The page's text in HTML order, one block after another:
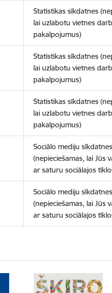
Statistikas sīkdatnes
lai uzlabotu vietnes
pakalpojumus)
Statistikas sīkdatnes
lai uzlabotu vietnes
pakalpojumus)
Statistikas sīkdatnes
lai uzlabotu vietnes
pakalpojumus)
Sociālo mediju sīkdatnes
(nepieciešamas, lai Jūs
ar saturu sociālajos
Sociālo mediju sīkdatnes
(nepieciešamas, lai Jūs
ar saturu sociālajos